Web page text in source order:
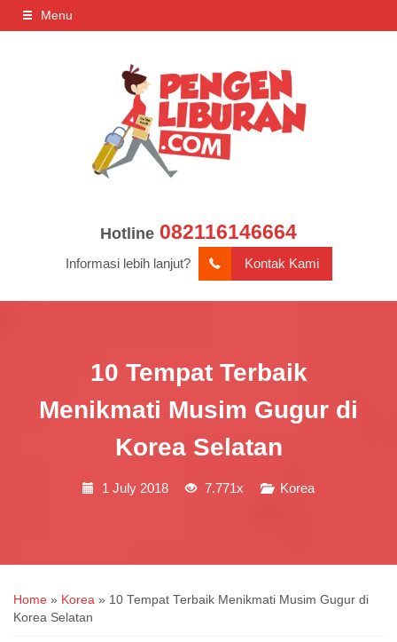
Menu
Hotline 082116146664
Informasi lebih lanjut? Kontak Kami
10 Tempat Terbaik
Menikmati Musim Gugur di
Korea Selatan
1 July 2018 7.771x Korea
Home » Korea » 10 Tempat Terbaik Menikmati Musim Gugur di
Korea Selatan